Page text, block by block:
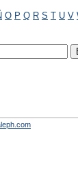
O P Q R S T U V